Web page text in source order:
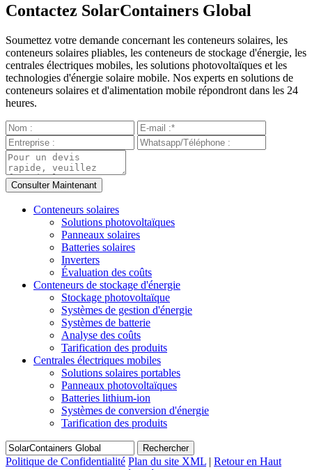
Contactez SolarContainers Global
Soumettez votre demande concernant les conteneurs solaires, les
conteneurs solaires pliables, les conteneurs de stockage d'énergie, les
centrales électriques mobiles, les solutions photovoltaïques et les
technologies d'énergie solaire mobile. Nos experts en solutions de
conteneurs solaires et d'alimentation mobile répondront dans les 24
heures.
Conteneurs solaires
Solutions photovoltaïques
Panneaux solaires
Batteries solaires
Inverters
Évaluation des coûts
Conteneurs de stockage d'énergie
Stockage photovoltaïque
Systèmes de gestion d'énergie
Systèmes de batterie
Analyse des coûts
Tarification des produits
Centrales électriques mobiles
Solutions solaires portables
Panneaux photovoltaïques
Batteries lithium-ion
Systèmes de conversion d'énergie
Tarification des produits
Rechercher
Politique de Confidentialité Plan du site XML | Retour en Haut